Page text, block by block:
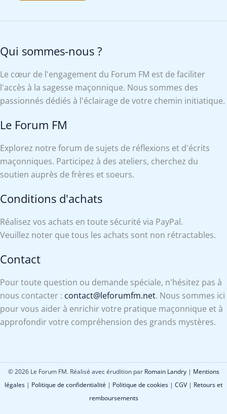
Qui sommes-nous ?
Le cœur de l'engagement du Forum FM est de faciliter
l'accès à la sagesse maçonnique. Nous sommes des
passionnés dédiés à l'éclairage de votre chemin initiatique.
Le Forum FM
Explorez notre forum de sujets de réflexions et d'écrits
maçonniques. Participez à des ateliers, cherchez du
soutien auprès de frères et soeurs.
Conditions d'achats
Réalisez vos achats en toute sécurité via PayPal.
Veuillez noter que tous les achats sont non rétractables.
Contact
Pour toute question ou demande spéciale, n'hésitez pas à
nous contacter : contact@leforumfm.net. Nous sommes ici
pour vous aider à enrichir votre pratique maçonnique et à
approfondir votre compréhension des grands mystères.
© 2026 Le Forum FM. Réalisé avec érudition par Romain Landry| Mentions
légales | Politique de confidentialité | Politique de cookies | CGV | Retours et
remboursements